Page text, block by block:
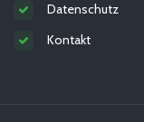
Datenschutz
Kontakt